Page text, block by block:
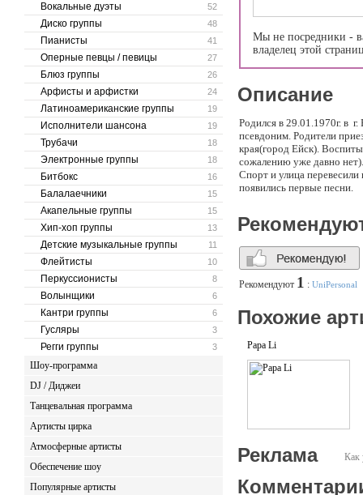
52
Вокальные дуэты
48
Диско группы
41
Пианисты
27
Оперные певцы / певицы
26
Блюз группы
24
Арфисты и арфистки
19
Латиноамериканские группы
19
Исполнители шансона
18
Трубачи
18
Электронные группы
16
Битбокс
15
Балалаечники
15
Акапельные группы
13
Хип-хоп группы
11
Детские музыкальные группы
10
Флейтисты
8
Перкуссионисты
6
Волынщики
6
Кантри группы
3
Гусляры
3
Регги группы
Шоу-программа
DJ / Диджеи
Танцевальная программа
Артисты цирка
Атмосферные артисты
Обеспечение шоу
Популярные артисты
Мы не посредники -
владелец этой
Описание
Родился в 29.01.1970г. в
псевдоним. Родители
края(город Ейск).
сожалению уже давно
Спорт и улица
появились первые песни.
Рекомендуют 1 : UniPersonal
Похожие
Papa Li
Как
Реклама